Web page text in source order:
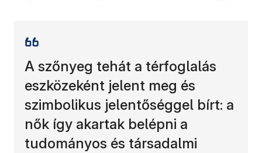
A szőnyeg tehát a térfoglalás
eszközeként jelent meg és
szimbolikus jelentőséggel bírt: a
nők így akartak belépni a
tudományos és társadalmi